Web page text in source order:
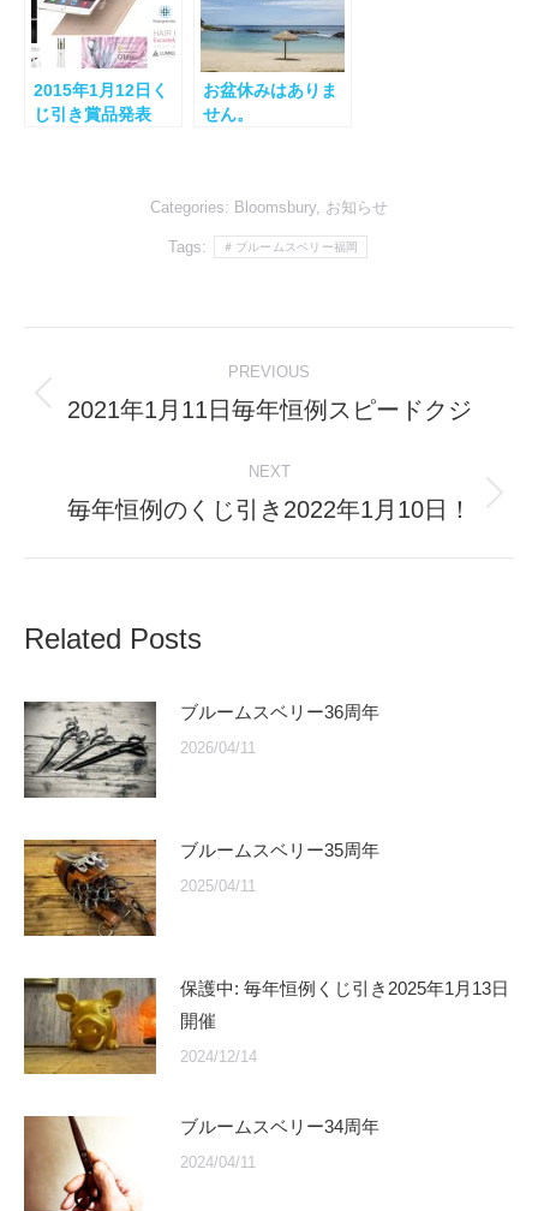
2015年1月12日く
じ引き賞品発表
お盆休みはありま
せん。
Categories: Bloomsbury, お知らせ
Tags: ＃ブルームスベリー福岡
navigation
PREVIOUS
Previous
2021年1月11日毎年恒例スピードクジ
NEXT
Next
毎年恒例のくじ引き2022年1月10日！
Related Posts
ブルームスベリー36周年
2026/04/11
ブルームスベリー35周年
2025/04/11
保護中: 毎年恒例くじ引き2025年1月13日
開催
2024/12/14
ブルームスベリー34周年
2024/04/11